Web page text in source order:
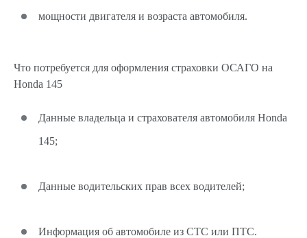
мощности двигателя и возраста автомобиля.
Что потребуется для оформления страховки ОСАГО на
Honda 145
Данные владельца и страхователя автомобиля Honda
145;
Данные водительских прав всех водителей;
Информация об автомобиле из СТС или ПТС.